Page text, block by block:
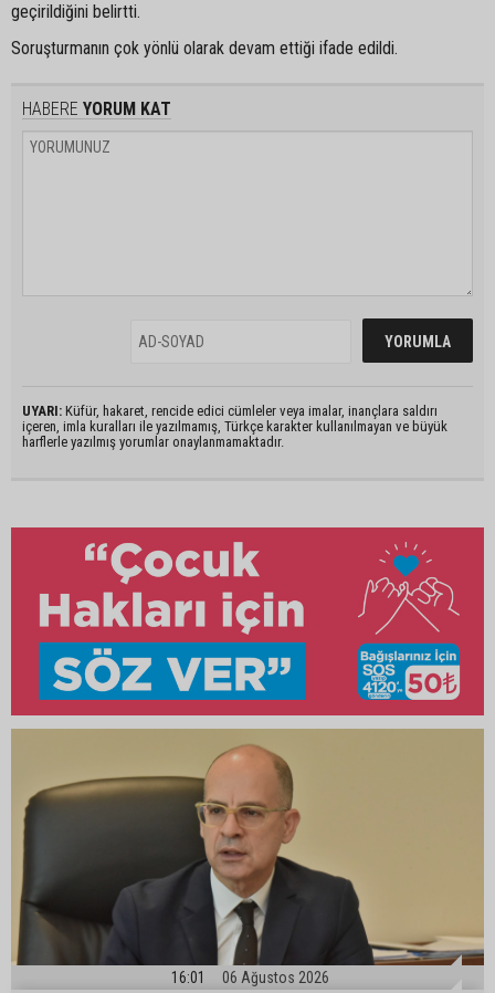
geçirildiğini belirtti.
Soruşturmanın çok yönlü olarak devam ettiği ifade edildi.
HABERE YORUM KAT
UYARI: Küfür, hakaret, rencide edici cümleler veya imalar, inançlara saldırı
içeren, imla kuralları ile yazılmamış, Türkçe karakter kullanılmayan ve büyük
harflerle yazılmış yorumlar onaylanmamaktadır.
16:01 06 Ağustos 2026